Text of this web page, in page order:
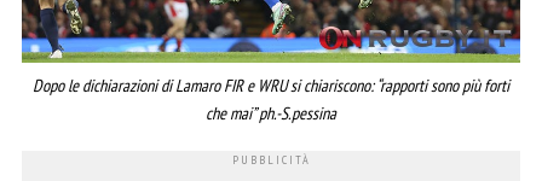
Dopo le dichiarazioni di Lamaro FIR e WRU si chiariscono: “rapporti sono più forti
che mai” ph.-S.pessina